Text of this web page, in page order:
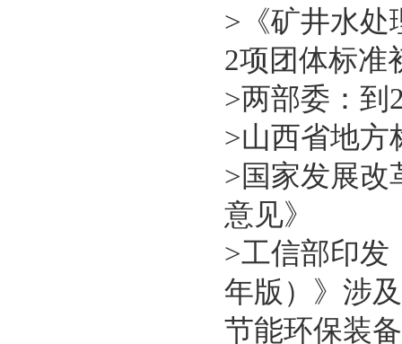
> 《矿井水
2项团体标准
>两部委：到
>山西省地方
>国家发展
意见》
>工信部印发
年版）》涉
节能环保装备